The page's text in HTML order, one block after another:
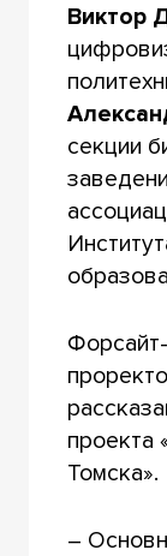
Виктор
секции
проекта
Томска».
–